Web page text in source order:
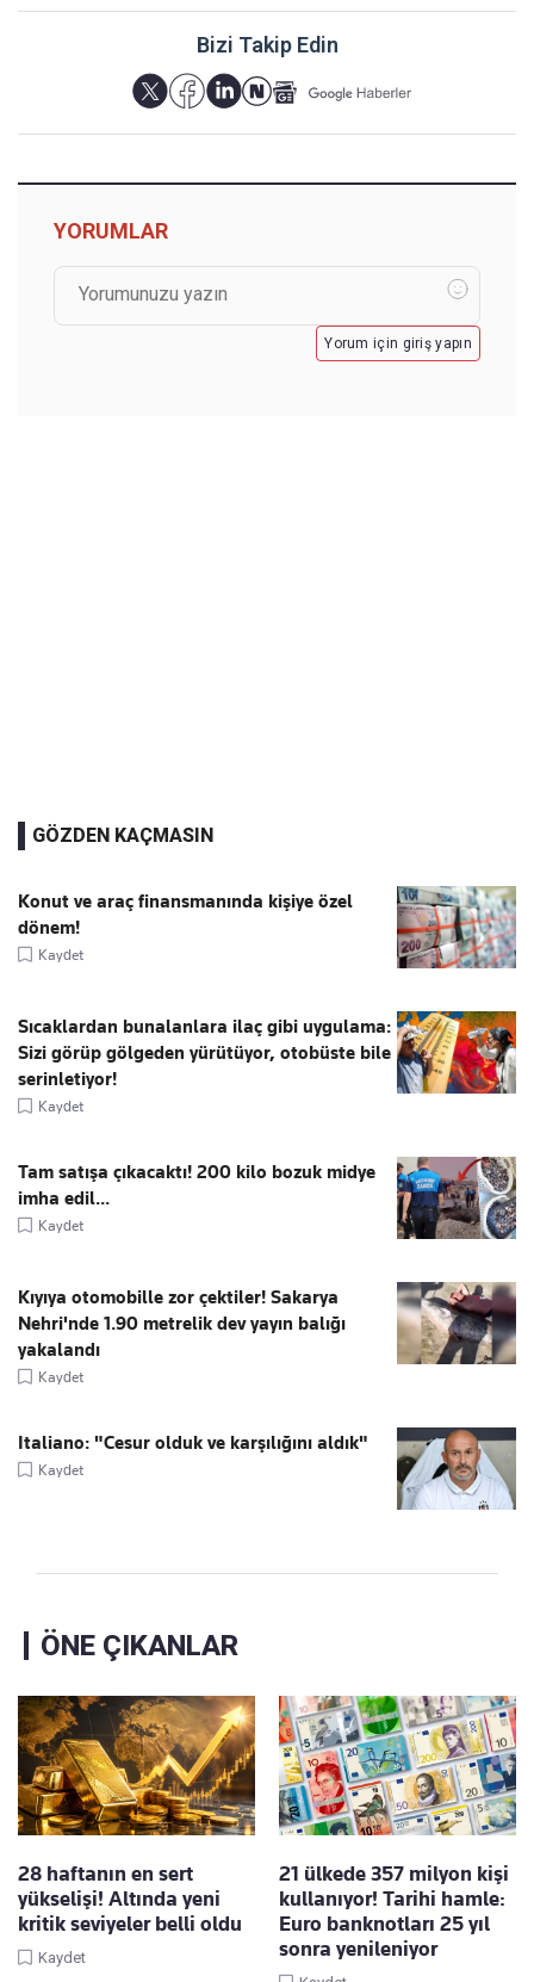
Bizi Takip Edin
YORUMLAR
Yorum için giriş yapın
GÖZDEN KAÇMASIN
Konut ve araç finansmanında kişiye özel
dönem!
Kaydet
Sıcaklardan bunalanlara ilaç gibi uygulama:
Sizi görüp gölgeden yürütüyor, otobüste bile
serinletiyor!
Kaydet
Tam satışa çıkacaktı! 200 kilo bozuk midye
imha edil...
Kaydet
Kıyıya otomobille zor çektiler! Sakarya
Nehri'nde 1.90 metrelik dev yayın balığı
yakalandı
Kaydet
Italiano: "Cesur olduk ve karşılığını aldık"
Kaydet
ÖNE ÇIKANLAR
28 haftanın en sert
yükselişi! Altında yeni
kritik seviyeler belli oldu
Kaydet
21 ülkede 357 milyon kişi
kullanıyor! Tarihi hamle:
Euro banknotları 25 yıl
sonra yenileniyor